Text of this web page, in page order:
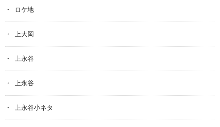
ロケ地
上大岡
上永谷
上永谷
上永谷小ネタ